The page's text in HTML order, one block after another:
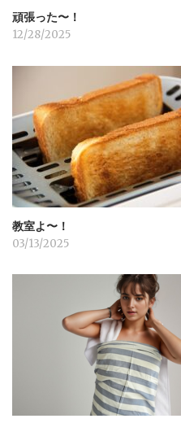
頑張った〜！
12/28/2025
教室よ〜！
03/13/2025